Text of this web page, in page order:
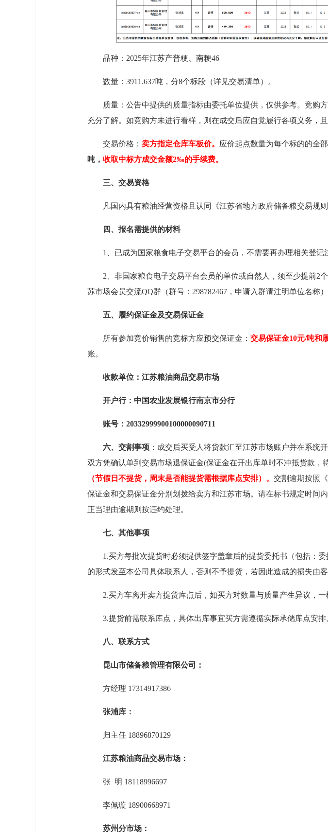
品种：2025年江苏产普粳、南粳46
数量：3911.637吨，分8个标段（详见交易清单）。
质量： 公告中提供的质量指标由委托单位提供，仅供参考。竞购
充分了解。如竞购方未进行看样，则在成交后应自觉履行各项义务，
交易价格： 卖方指定仓库车板价。 应价起点数量为每个标的的全部
吨， 收取中标方成交金额2‰的手续费。
三、交易资格
凡国内具有粮油经营资格且认同《江苏省地方政府储备粮交易规
四、报名需提供的材料
1、已成为国家粮食电子交易平台的会员，不需要再办理相关登记
2、非国家粮食电子交易平台会员的单位或自然人，须至少提前2
苏市场会员交流QQ群（群号：298782467，申请入群请注明单位名称
五、履约保证金及交易保证金
所有参加竞价销售的竞标方应预交保证金： 交易保证金10元/吨和
账。
收款单位：江苏粮油商品交易市场
开户行：中国农业发展银行南京市分行
账号：20332999900100000090711
六、 交割事项：成交后买受人将货款汇至江苏市场账户并在系统
双方凭确认单到交易市场退保证金(保证金在开出库单时不冲抵货款，
（节假日不提货，周末是否能提货需根据库点安排）。 交割逾期按照
保证金和交易保证金分别划拨给卖方和江苏市场。请在标书规定时间
正当理由逾期则按违约处理。
七、 其他事项
1.买方每批次提货时必须提供签字盖章后的提货委托书（包括：
的形式发至本公司具体联系人，否则不予提货，若因此造成的损失由客
2.买方车离开卖方提货库点后，如买方对数量与质量产生异议，一
3.提货前需联系库点，具体出库事宜买方需遵循实际承储库点安排
八、联系方式
昆山市储备粮管理有限公司 ：
方经理 17314917386
张浦库：
归主任 18896870129
江苏粮油商品交易市场：
张 明 18118996697
李佩璇 18900668971
苏州分市场：